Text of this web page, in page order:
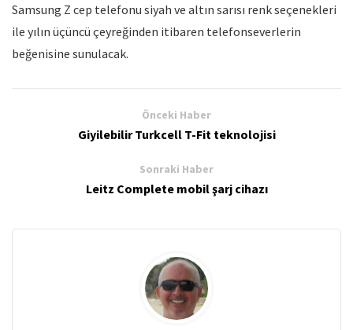
Samsung Z cep telefonu siyah ve altın sarısı renk seçenekleri
ile yılın üçüncü çeyreğinden itibaren telefonseverlerin
beğenisine sunulacak.
Önceki Haber
Giyilebilir Turkcell T-Fit teknolojisi
Sonraki Haber
Leitz Complete mobil şarj cihazı